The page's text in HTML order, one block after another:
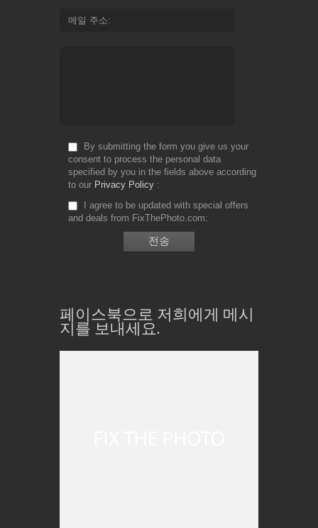
메일 주소
By submitting the form you give us your
consent to process the personal data
specified by you in the fields above according
to our Privacy Policy
I agree to be updated with special offers
and deals from FixThePhoto.com
페이스북으로 저희에게 메시
지를 보내세요.